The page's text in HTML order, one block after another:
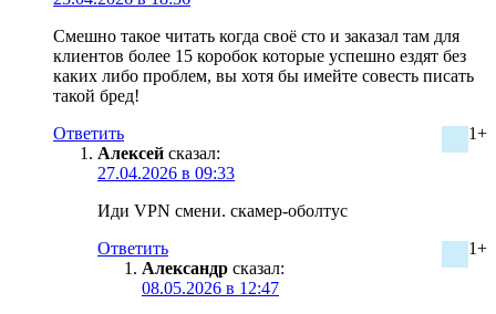
Смешно такое читать когда своё сто и заказал там для
клиентов более 15 коробок которые успешно ездят без
каких либо проблем, вы хотя бы имейте совесть писать
такой бред!
1+
Ответить
Алексей сказал:
27.04.2026 в 09:33
Иди VPN смени. скамер-оболтус
1+
Ответить
Александр сказал:
08.05.2026 в 12:47